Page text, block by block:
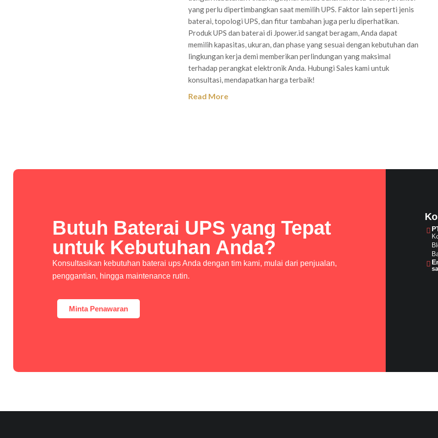
yang perlu dipertimbangkan saat memilih UPS. Faktor lain seperti jenis
baterai, topologi UPS, dan fitur tambahan juga perlu diperhatikan.
Produk UPS dan baterai di Jpower.id sangat beragam, Anda dapat
memilih kapasitas, ukuran, dan phase yang sesuai dengan kebutuhan dan
lingkungan kerja demi memberikan perlindungan yang maksimal
terhadap perangkat elektronik Anda. Hubungi Sales kami untuk
konsultasi, mendapatkan harga terbaik!
Read More
Butuh Baterai UPS yang Tepat
untuk Kebutuhan Anda?
Konsultasikan kebutuhan baterai ups Anda dengan tim kami, mulai dari penjualan,
penggantian, hingga maintenance rutin.
Minta Penawaran